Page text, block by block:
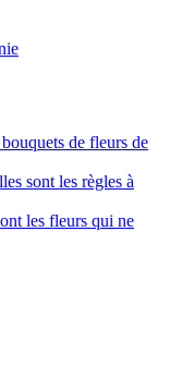
de fleurs de
sont les règles à
les fleurs qui ne